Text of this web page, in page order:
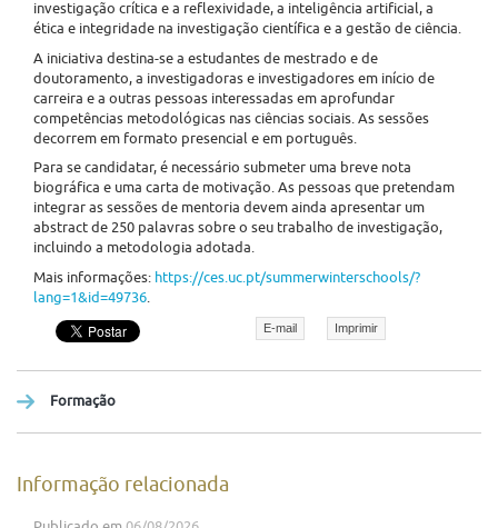
investigação crítica e a reflexividade, a inteligência artificial, a
ética e integridade na investigação científica e a gestão de ciência.
A iniciativa destina-se a estudantes de mestrado e de
doutoramento, a investigadoras e investigadores em início de
carreira e a outras pessoas interessadas em aprofundar
competências metodológicas nas ciências sociais. As sessões
decorrem em formato presencial e em português.
Para se candidatar, é necessário submeter uma breve nota
biográfica e uma carta de motivação. As pessoas que pretendam
integrar as sessões de mentoria devem ainda apresentar um
abstract de 250 palavras sobre o seu trabalho de investigação,
incluindo a metodologia adotada.
Mais informações: https://ces.uc.pt/summerwinterschools/?
lang=1&id=49736
E-mail Imprimir
Formação
Informação relacionada